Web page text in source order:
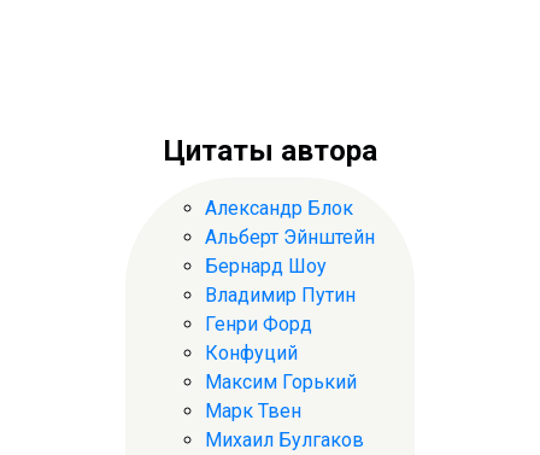
Цитаты автора
Александр Блок
Альберт Эйнштейн
Бернард Шоу
Владимир Путин
Генри Форд
Конфуций
Максим Горький
Марк Твен
Михаил Булгаков